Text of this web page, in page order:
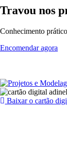
Travou nos
Conhecimento
Encomendar agora
Baixar o cartão